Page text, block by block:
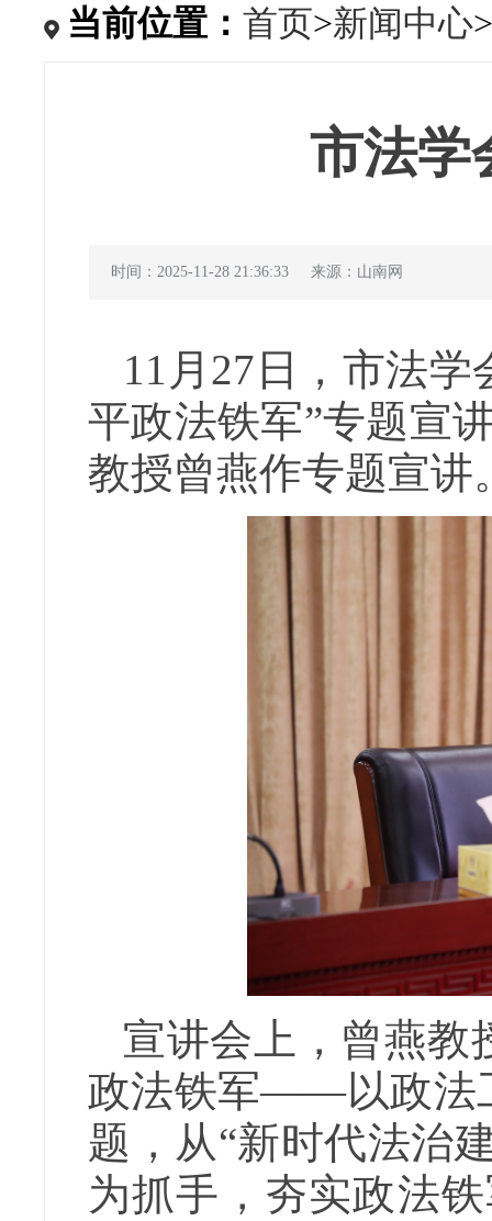
当前位置： 首页>新闻中心>
市法学
时间：2025-11-28 21:36:33 来源：山南网
11月27日，市法
平政法铁军”专题宣
教授曾燕作专题宣讲
宣讲会上，曾燕教
政法铁军——以政法
题，从“新时代法治
为抓手，夯实政法